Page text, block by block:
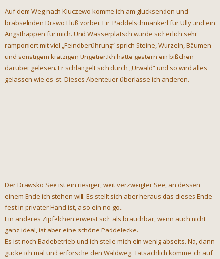
Auf dem Weg nach Kluczewo komme ich am glucksenden und
brabselnden Drawo Fluß vorbei. Ein Paddelschmankerl für Ully und ein
Angsthappen für mich. Und Wasserplatsch würde sicherlich sehr
ramponiert mit viel „Feindberührung“ sprich Steine, Wurzeln, Bäumen
und sonstigem kratzigen Ungetier.Ich hatte gestern ein bißchen
darüber gelesen. Er schlängelt sich durch „Urwald“ und so wird alles
gelassen wie es ist. Dieses Abenteuer überlasse ich anderen.
Der Drawsko See ist ein riesiger, weit verzweigter See, an dessen
einem Ende ich stehen will. Es stellt sich aber heraus das dieses Ende
fest in privater Hand ist, also ein no-go..
Ein anderes Zipfelchen erweist sich als brauchbar, wenn auch nicht
ganz ideal, ist aber eine schöne Paddelecke.
Es ist noch Badebetrieb und ich stelle mich ein wenig abseits. Na, dann
gucke ich mal und erforsche den Waldweg. Tatsächlich komme ich auf